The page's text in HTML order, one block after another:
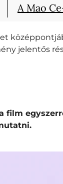
A Mao
jelentős
film